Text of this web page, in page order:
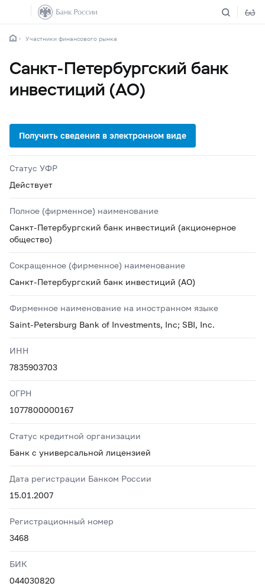
Участники финансового рынка
Санкт-Петербургский банк
инвестиций (АО)
Статус УФР
Действует
Полное (фирменное) наименование
Санкт-Петербургский банк инвестиций (акционерное
общество)
Сокращенное (фирменное) наименование
Санкт-Петербургский банк инвестиций (АО)
Фирменное наименование на иностранном языке
Saint-Petersburg Bank of Investments, Inc; SBI, Inc.
ИНН
7835903703
ОГРН
1077800000167
Статус кредитной организации
Банк с универсальной лицензией
Дата регистрации Банком России
15.01.2007
Регистрационный номер
3468
БИК
044030820